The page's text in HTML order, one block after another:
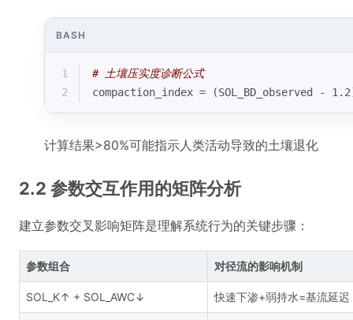
BASH
1
# 土壤压实度诊断公式
2
compaction_index = (SOL_BD_observed -
计算结果>80%可能指示人类活动导致的土壤退化
2.2 参数交互作用的矩阵分析
建立参数交叉影响矩阵是理解系统行为的关键步骤：
参数组合 对径流的影响机制
SOL_K↑ + SOL_AWC↓ 快速下渗+弱持水=基流延迟